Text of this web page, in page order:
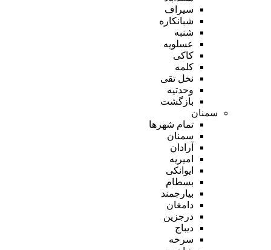
سیراف
شبانکاره
شنبه
عسلویه
کاکی
کلمه
نخل تقی
وحدتیه
بازگشت
سمنان
تمام شهر‌ها
سمنان
آرادان
امیریه
ایوانکی
بسطام
بیارجمند
دامغان
درجزین
دیباج
سرخه